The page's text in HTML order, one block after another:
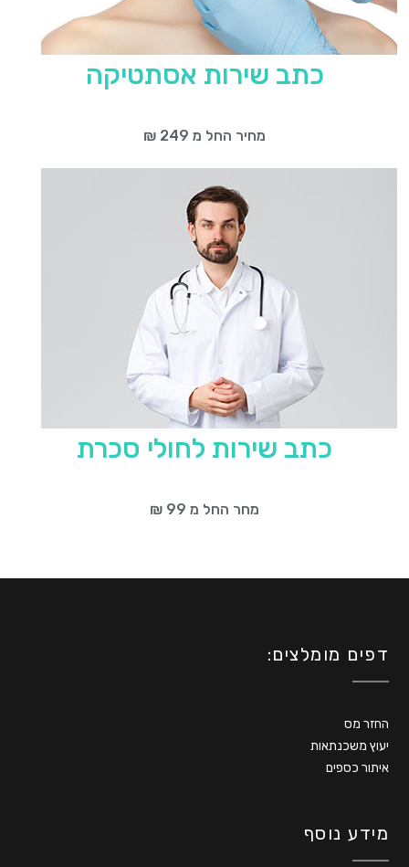
כתב שירות אסתטיקה
מחיר החל מ 249 ₪
כתב שירות לחולי סכרת
מחר החל מ 99 ₪
דפים מומלצים:
החזר מס
יעוץ משכנתאות
איתור כספים
מידע נוסף